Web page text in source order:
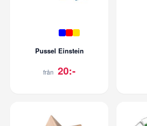
Pussel Einstein
från 20:-